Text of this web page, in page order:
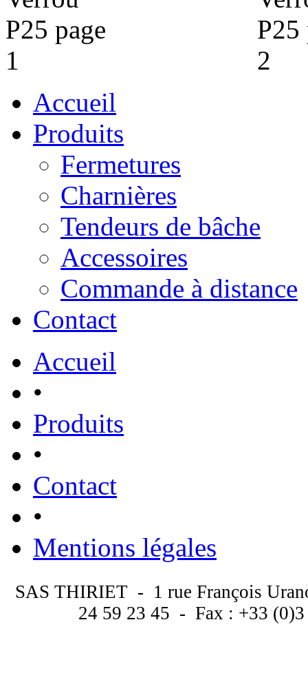
Accueil
Produits
Fermetures
Charnières
Tendeurs de bâche
Accessoires
Commande à distance
Contact
Accueil
•
Produits
•
Contact
•
Mentions légales
SAS THIRIET - 1 rue François
24 59 23 45 - Fax : +33